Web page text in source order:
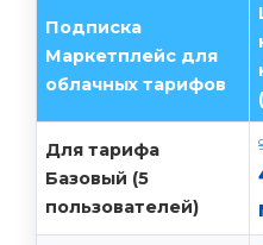
Подписка
Маркетплейс для
облачных тарифов
Для тарифа
Базовый (5
пользователей)